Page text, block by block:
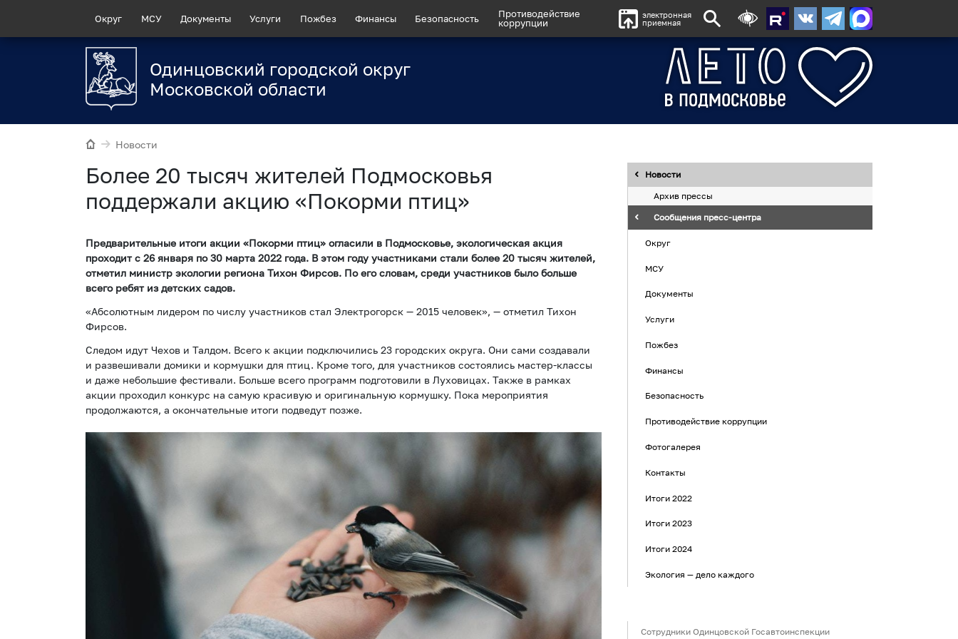
Округ МСУ Документы Услуги Пожбез Финансы Безопасность
Противодействие
коррупции
электронная
приемная
Одинцовский городской округ
Московской области
Новости
Более 20 тысяч жителей Подмосковья
поддержали акцию «Покорми птиц»
Предварительные итоги акции «Покорми птиц» огласили в Подмосковье, экологическая акция
проходит с 26 января по 30 марта 2022 года. В этом году участниками стали более 20 тысяч жителей,
отметил министр экологии региона Тихон Фирсов. По его словам, среди участников было больше
всего ребят из детских садов.
«Абсолютным лидером по числу участников стал Электрогорск — 2015 человек», — отметил Тихон
Фирсов.
Следом идут Чехов и Талдом. Всего к акции подключились 23 городских округа. Они сами создавали
и развешивали домики и кормушки для птиц. Кроме того, для участников состоялись мастер-классы
и даже небольшие фестивали. Больше всего программ подготовили в Луховицах. Также в рамках
акции проходил конкурс на самую красивую и оригинальную кормушку. Пока мероприятия
продолжаются, а окончательные итоги подведут позже.
Новости
Архив прессы
Сообщения пресс-центра
Округ
МСУ
Документы
Услуги
Пожбез
Финансы
Безопасность
Противодействие коррупции
Фотогалерея
Контакты
Итоги 2022
Итоги 2023
Итоги 2024
Экология — дело каждого
Сотрудники Одинцовской Госавтоинспекции